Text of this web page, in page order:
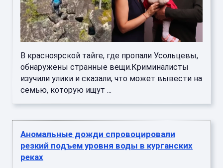
В красноярской тайге, где пропали Усольцевы,
обнаружены странные вещи.Криминалисты
изучили улики и сказали, что может вывести на
семью, которую ищут ...
Аномальные дожди спровоцировали
резкий подъем уровня воды в курганских
реках